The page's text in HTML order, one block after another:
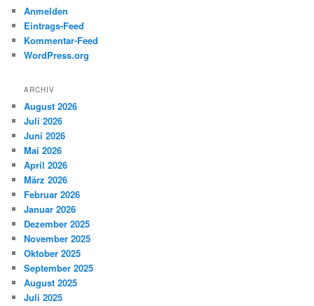
Anmelden
Eintrags-Feed
Kommentar-Feed
WordPress.org
ARCHIV
August 2026
Juli 2026
Juni 2026
Mai 2026
April 2026
März 2026
Februar 2026
Januar 2026
Dezember 2025
November 2025
Oktober 2025
September 2025
August 2025
Juli 2025